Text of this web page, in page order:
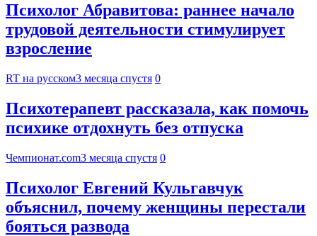
Психолог Абравитова: раннее начало
трудовой деятельности стимулирует
взросление
RT на русском3 месяца спустя 0
Психотерапевт рассказала, как помочь
психике отдохнуть без отпуска
Чемпионат.com3 месяца спустя 0
Психолог Евгений Кульгавчук
объяснил, почему женщины перестали
бояться развода